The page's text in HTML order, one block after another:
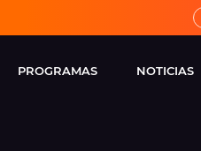
PROGRAMAS NOTICIAS